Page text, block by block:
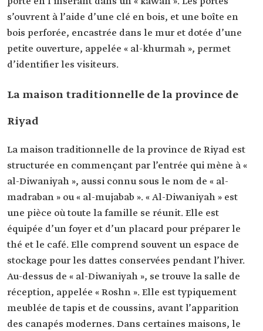
s’ouvrent à l’aide d’une clé en bois, et une boîte en
bois perforée, encastrée dans le mur et dotée d’une
petite ouverture, appelée « al-khurmah », permet
d’identifier les visiteurs.
La maison traditionnelle de la province de
Riyad
La maison traditionnelle de la province de Riyad est
structurée en commençant par l’entrée qui mène à «
al-Diwaniyah », aussi connu sous le nom de « al-
madraban » ou « al-mujabab ». « Al-Diwaniyah » est
une pièce où toute la famille se réunit. Elle est
équipée d’un foyer et d’un placard pour préparer le
thé et le café. Elle comprend souvent un espace de
stockage pour les dattes conservées pendant l’hiver.
Au-dessus de « al-Diwaniyah », se trouve la salle de
réception, appelée « Roshn ». Elle est typiquement
meublée de tapis et de coussins, avant l’apparition
des canapés modernes. Dans certaines maisons, le